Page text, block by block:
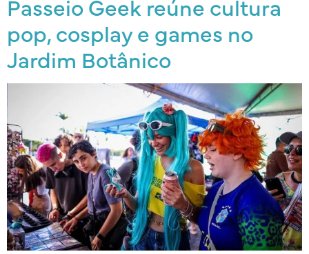
Passeio Geek reúne cultura
pop, cosplay e games no
Jardim Botânico